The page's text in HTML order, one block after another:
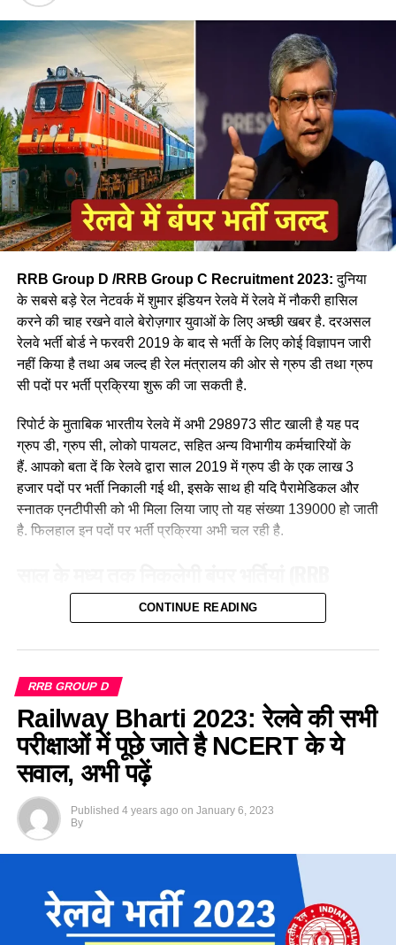
बहुत कम महिलायें ही करती है रेलवे लोकों पायलट की
जॉब- नीलम
आपने अमूमन पुरुषों को ही रेल चलाते हुए देखा होगा लेकिन माथे पर लाल
बिंदी, भरी हुई मांग और हाथ में लाल चूड़ी पहने हुए महिला लोकों पायलेट
नीलम राथल रेल में सवार हजारों यात्रियों को सुरक्षित गंतव्य पहुंचाने की
रेलवे की सीनियर असिस्टेंट लोको पायलट नीलम बताती है कि जब वे
पेसीजर ट्रेन चलाती है तो कई लोग उन्हें देख कर हेरान रह जाते है कुछ
लड़कीया उन्हे देखकर काफी खुश भी होती है कि एक महिला ट्रेन चल रही
है।
नीलम राथल की दो छोटी बेटियाँ भी है
नीलम के बारे मे आपको बात कि वे राजस्थान कोटा की रहनी वाली है, नीलम
राथल की दो छोटी बेटियाँ है। वे बताती है कि घर और नौकरी का संतुलन
बनाना चुनौतीपूर्ण रहता है, फिर भी वे अपना संतुलन बखूबी तौर से निभाती
RRB Group D /RRB Group C Recruitment 2023:दुनिया
के सबसे बड़े रेल नेटवर्क में शुमार इंडियन रेलवे में रेलवे में नौकरी हासिल
करने की चाह रखने वाले बेरोज़गार युवाओं के लिए अच्छी खबर है. दरअसल
रेलवे भर्ती बोर्ड ने फरवरी 2019 के बाद से भर्ती के लिए कोई विज्ञापन जारी
नहीं किया है तथा अब जल्द ही रेल मंत्रालय की ओर से ग्रुप डी तथा ग्रुप
सी पदों पर भर्ती प्रक्रिया शुरू की जा सकती है.
रिपोर्ट के मुताबिक भारतीय रेलवे में अभी 298973 सीट खाली है यह पद
ग्रुप डी, ग्रुप सी, लोको पायलट, सहित अन्य विभागीय कर्मचारियों के
हैं. आपको बता दें कि रेलवे द्वारा साल 2019 में ग्रुप डी के एक लाख 3
हजार पदों पर भर्ती निकाली गई थी, इसके साथ ही यदि पैरामेडिकल और
स्नातक एनटीपीसी को भी मिला लिया जाए तो यह संख्या 139000 हो जाती
है. फिलहाल इन पदों पर भर्ती प्रक्रिया अभी चल रही है.
Recruitment 2023)
है. रेलवे के आधिकारिक सूत्रों के मुताबिक साल 2023 के मध्य तक लगभग
डेढ़ लाख नई भर्तियां निकाली जा सकती हैं. जिसमें ग्रुप डी तथा ग्रुप सी
पदों की संख्या सबसे अधिक होगी, इसके साथ ही रेलवे “ग्रुप ए और बी” के
खाली पदों पर भी भर्ती करने का विचार कर रहा है. इन पदों पर भर्ती
यूपीएससी परीक्षा के माध्यम से की जाएगी। आपको बता दें कि ग्रुप ए और
बी में साल 2020 के बाद कोई बड़ी भर्ती नहीं निकाली गई है.
जानें किस जोन में कितने पद पर होगी भर्ती
28606
पूर्व तट
8278
CONTINUE READING
RRB GROUP D
Railway Bharti 2023: रेलवे की सभी
परीक्षाओं में पूछे जाते है NCERT के ये
सवाल, अभी पढ़ें
Published 4 years ago on January 6, 2023
By